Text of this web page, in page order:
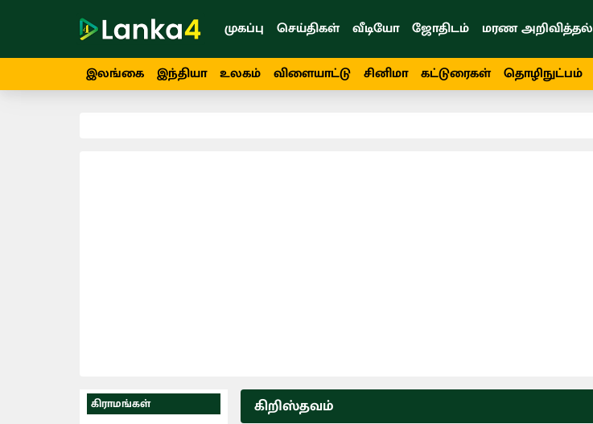
முகப்பு செய்திகள் வீடியோ ஜோதிடம் மரண அறிவித்தல்
இலங்கை இந்தியா உலகம் விளையாட்டு சினிமா கட்டுரைகள் தொழிநுட்பம்
கிராமங்கள்
கிறிஸ்தவம்